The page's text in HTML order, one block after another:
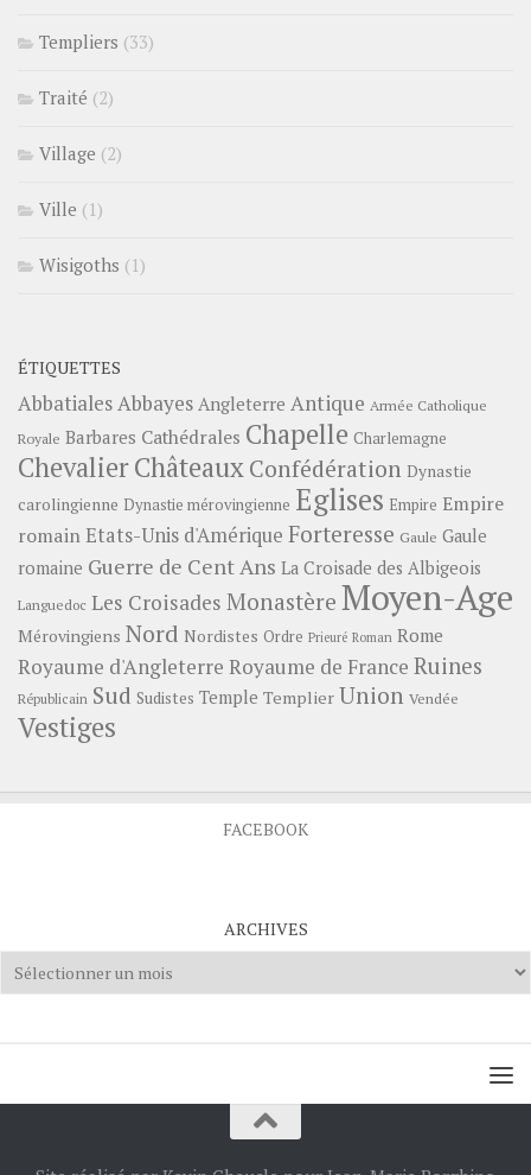
Templiers (33)
Traité (2)
Village (2)
Ville (1)
Wisigoths (1)
ÉTIQUETTES
AbbatialesAbbayes Angleterre Antique Armée Catholique
Royale Barbares Cathédrales Chapelle Charlemagne
ChevalierChâteauxConfédération Dynastie
carolingienne Dynastie mérovingienne Eglises Empire Empire
romainEtats-Unis d'Amérique Forteresse Gaule Gaule
romaine Guerre de Cent Ans La Croisade des Albigeois
Languedoc Les Croisades Monastère Moyen-Age
Mérovingiens Nord Nordistes Ordre Prieuré Roman Rome
Royaume d'Angleterre Royaume de France Ruines
Républicain Sud Sudistes Temple Templier Union Vendée
Vestiges
FACEBOOK
ARCHIVES
Archives